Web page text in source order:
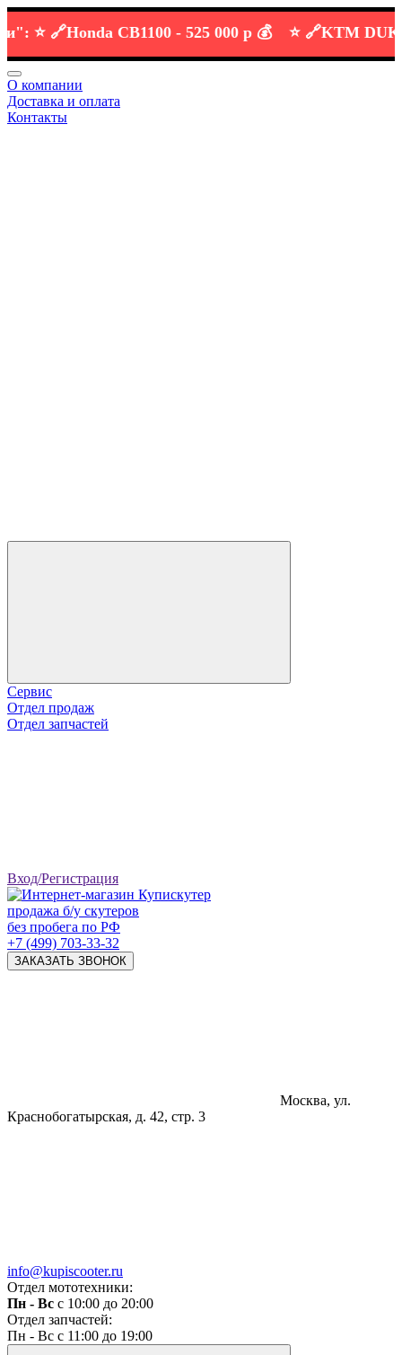
🔗 Honda CB1100 -525 000 р 💰 ⭐️ 🔗 KTM DUKE
О компании
Доставка и оплата
Контакты
Сервис
Отдел продаж
Отдел запчастей
Вход/Регистрация
продажа б/у скутеров
без пробега по РФ
+7 (499) 703-33-32
ЗАКАЗАТЬ ЗВОНОК
Москва, ул.
Краснобогатырская, д. 42, стр. 3
info@kupiscooter.ru
Отдел мототехники:
Пн - Вс с 10:00 до 20:00
Отдел запчастей:
Пн - Вс с 11:00 до 19:00